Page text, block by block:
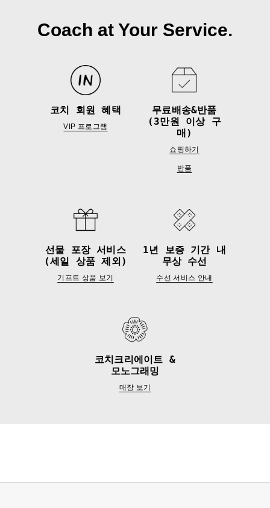
Coach at Your Service.
코치 회원 혜택
VIP 프로그램
무료배송&반품
(3만원 이상 구
매)
쇼핑하기
반품
선물 포장 서비스
(세일 상품 제외)
기프트 상품 보기
1년 보증 기간 내
무상 수선
수선 서비스 안내
코치크리에이트 &
모노그래밍
매장 보기